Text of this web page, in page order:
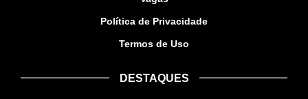
Política de Privacidade
Termos de Uso
DESTAQUES